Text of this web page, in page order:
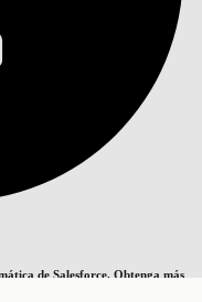
de Salesforce. Obtenga más
Buscar